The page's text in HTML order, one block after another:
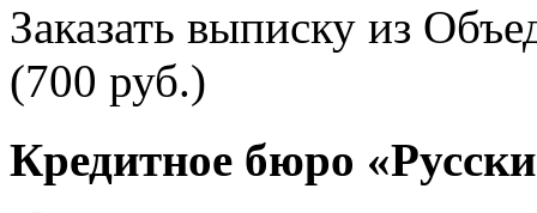
Заказать выписку из
(700 руб.)
Кредитное бюро